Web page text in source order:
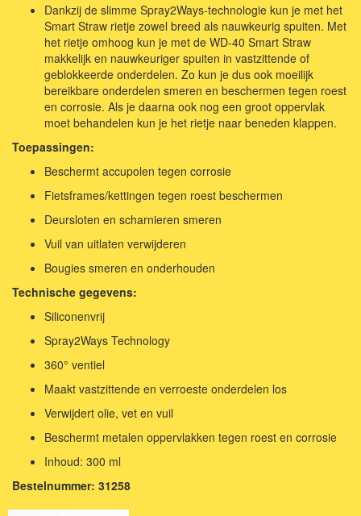
Dankzij de slimme Spray2Ways-technologie kun je met het
Smart Straw rietje zowel breed als nauwkeurig spuiten. Met
het rietje omhoog kun je met de WD-40 Smart Straw
makkelijk en nauwkeuriger spuiten in vastzittende of
geblokkeerde onderdelen. Zo kun je dus ook moeilijk
bereikbare onderdelen smeren en beschermen tegen roest
en corrosie. Als je daarna ook nog een groot oppervlak
moet behandelen kun je het rietje naar beneden klappen.
Toepassingen:
Beschermt accupolen tegen corrosie
Fietsframes/kettingen tegen roest beschermen
Deursloten en scharnieren smeren
Vuil van uitlaten verwijderen
Bougies smeren en onderhouden
Technische gegevens:
Siliconenvrij
Spray2Ways Technology
360° ventiel
Maakt vastzittende en verroeste onderdelen los
Verwijdert olie, vet en vuil
Beschermt metalen oppervlakken tegen roest en corrosie
Inhoud: 300 ml
Bestelnummer: 31258